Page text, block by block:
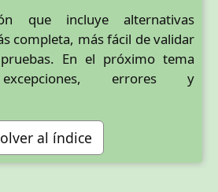
que incluye alternativas
completa, más fácil de validar
En el próximo tema
excepciones, errores y
al índice